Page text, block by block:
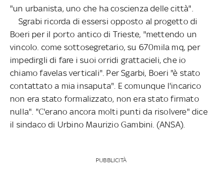
"un urbanista, uno che ha coscienza delle città".
Sgrabi ricorda di essersi opposto al progetto di
Boeri per il porto antico di Trieste, "mettendo un
vincolo. come sottosegretario, su 670mila mq, per
impedirgli di fare i suoi orridi grattacieli, che io
chiamo favelas verticali". Per Sgarbi, Boeri "è stato
contattato a mia insaputa". E comunque l'incarico
non era stato formalizzato, non era stato firmato
nulla". "C'erano ancora molti punti da risolvere" dice
il sindaco di Urbino Maurizio Gambini. (ANSA).
PUBBLICITÀ